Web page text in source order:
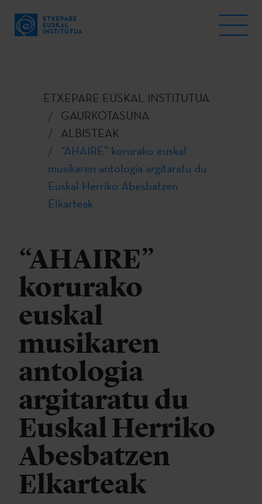
ETXEPARE EUSKAL INSTITUTUA
GAURKOTASUNA
ALBISTEAK
“AHAIRE” korurako euskal
musikaren antologia argitaratu du
Euskal Herriko Abesbatzen
Elkarteak
“AHAIRE”
korurako
euskal
musikaren
antologia
argitaratu du
Euskal Herriko
Abesbatzen
Elkarteak